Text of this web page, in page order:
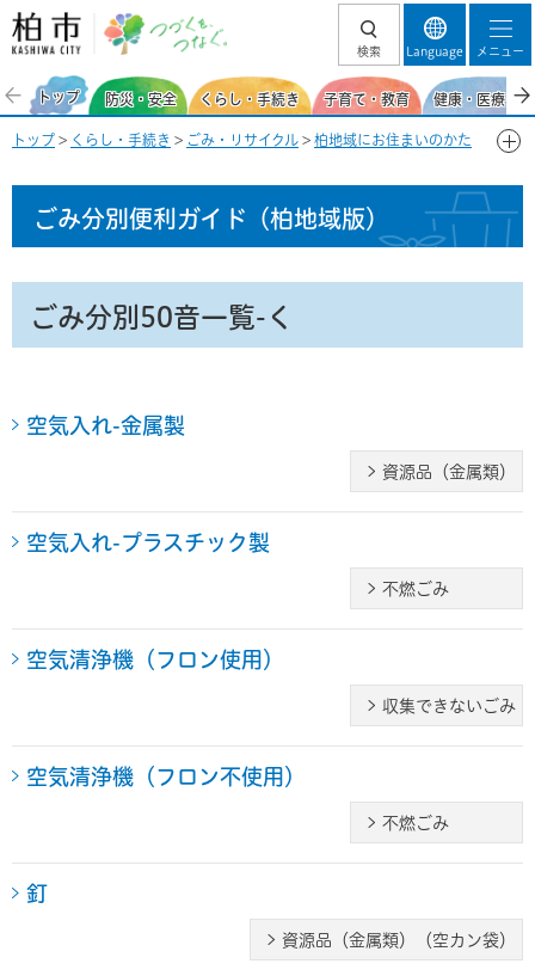
柏市 つづくを、
検索 Language メニュー
トップ 防災・安全 くらし・手続き 子育て・教育 健康・医療・
トップ > くらし・手続き > ごみ・リサイクル > 柏地域にお住まいのかた
ごみ分別便利ガイド （柏地域版）
ごみ分別50音一覧-く
空気入れ-金属製
資源品（金属類）
空気入れ-プラスチック製
不燃ごみ
空気清浄機（フロン使用）
収集できないごみ
空気清浄機（フロン不使用）
不燃ごみ
釘
資源品（金属類）（空カン袋）